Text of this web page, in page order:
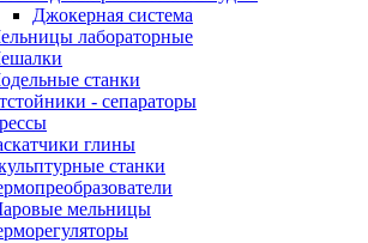
Джокерная система
лабораторные
станки
- сепараторы
глины
станки
мельницы